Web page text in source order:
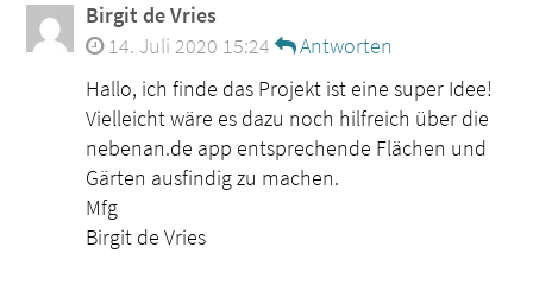
Birgit de Vries
14. Juli 2020 15:24
Antworten
Hallo, ich finde das Projekt ist eine super Idee!
Vielleicht wäre es dazu noch hilfreich über die
nebenan.de app entsprechende Flächen und
Gärten ausfindig zu machen.
Mfg
Birgit de Vries